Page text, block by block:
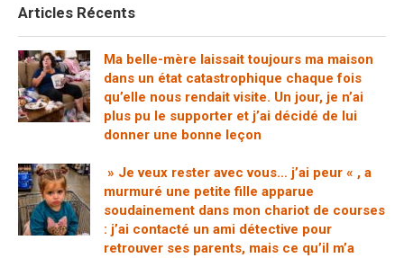
Articles Récents
Ma belle-mère laissait toujours ma maison
dans un état catastrophique chaque fois
qu’elle nous rendait visite. Un jour, je n’ai
plus pu le supporter et j’ai décidé de lui
donner une bonne leçon
» Je veux rester avec vous… j’ai peur « , a
murmuré une petite fille apparue
soudainement dans mon chariot de courses
: j’ai contacté un ami détective pour
retrouver ses parents, mais ce qu’il m’a